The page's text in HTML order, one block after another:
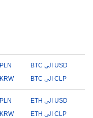
BTC الى PLN
BTC الى USD
BTC الى KRW BTC الى CLP
ETH الى PLN
ETH الى USD
ETH الى KRW ETH الى CLP